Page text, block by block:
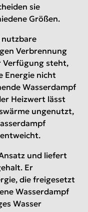
sie
Größen.
nutzbare
Verbrennung
Verfügung steht,
Energie nicht
Wasserdampf
Heizwert lässt
ungenutzt,
und liefert
Er
die freigesetzt
Wasserdampf
Wasser